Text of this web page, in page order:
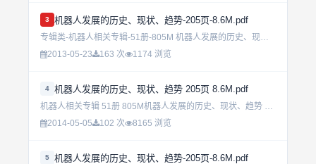
3 机器人发展的历史、现状、趋势-205页-8.6M.pdf
专辑类-机器人相关专辑-51册-805M 机器人发展的历史、现状、趋势-205页-8.6M.pdf...
2013-05-23
163 次 1174 浏览
4 机器人发展的历史、现状、趋势 205页 8.6M.pdf
机器人相关专辑 51册 805M机器人发展的历史、现状、趋势 205页 8.6M.pdf...
2014-05-05
102 次 8165 浏览
5 机器人发展的历史、现状、趋势-205页-8.6M.pdf